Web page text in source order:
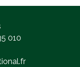
010